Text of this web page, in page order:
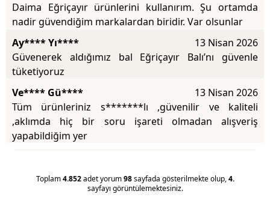
Daima Eğriçayır ürünlerini kullanırım. Şu ortamda
nadir güvendiğim markalardan biridir. Var olsunlar
Ay**** Yı****
13 Nisan 2026
Güvenerek aldığımız bal Eğriçayır Balı’nı güvenle
tüketiyoruz
Ve**** Gü****
13 Nisan 2026
Tüm ürünleriniz s*******lı ,güvenilir ve kaliteli
,aklımda hiç bir soru işareti olmadan alışveriş
yapabildiğim yer
Toplam4.852adet yorum98sayfada gösterilmekte olup,4.
sayfayı görüntülemektesiniz.